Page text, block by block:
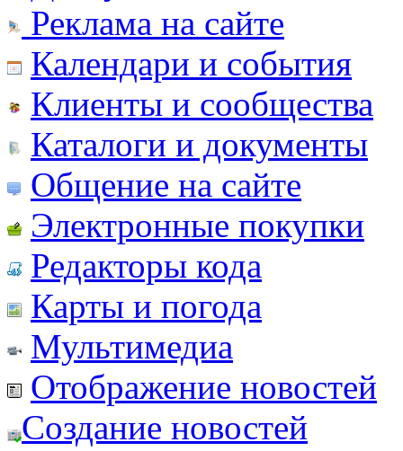
Реклама на сайте
Календари и события
Клиенты и сообщества
Каталоги и документы
Общение на сайте
Электронные покупки
Редакторы кода
Карты и погода
Мультимедиа
Отображение новостей
Создание новостей